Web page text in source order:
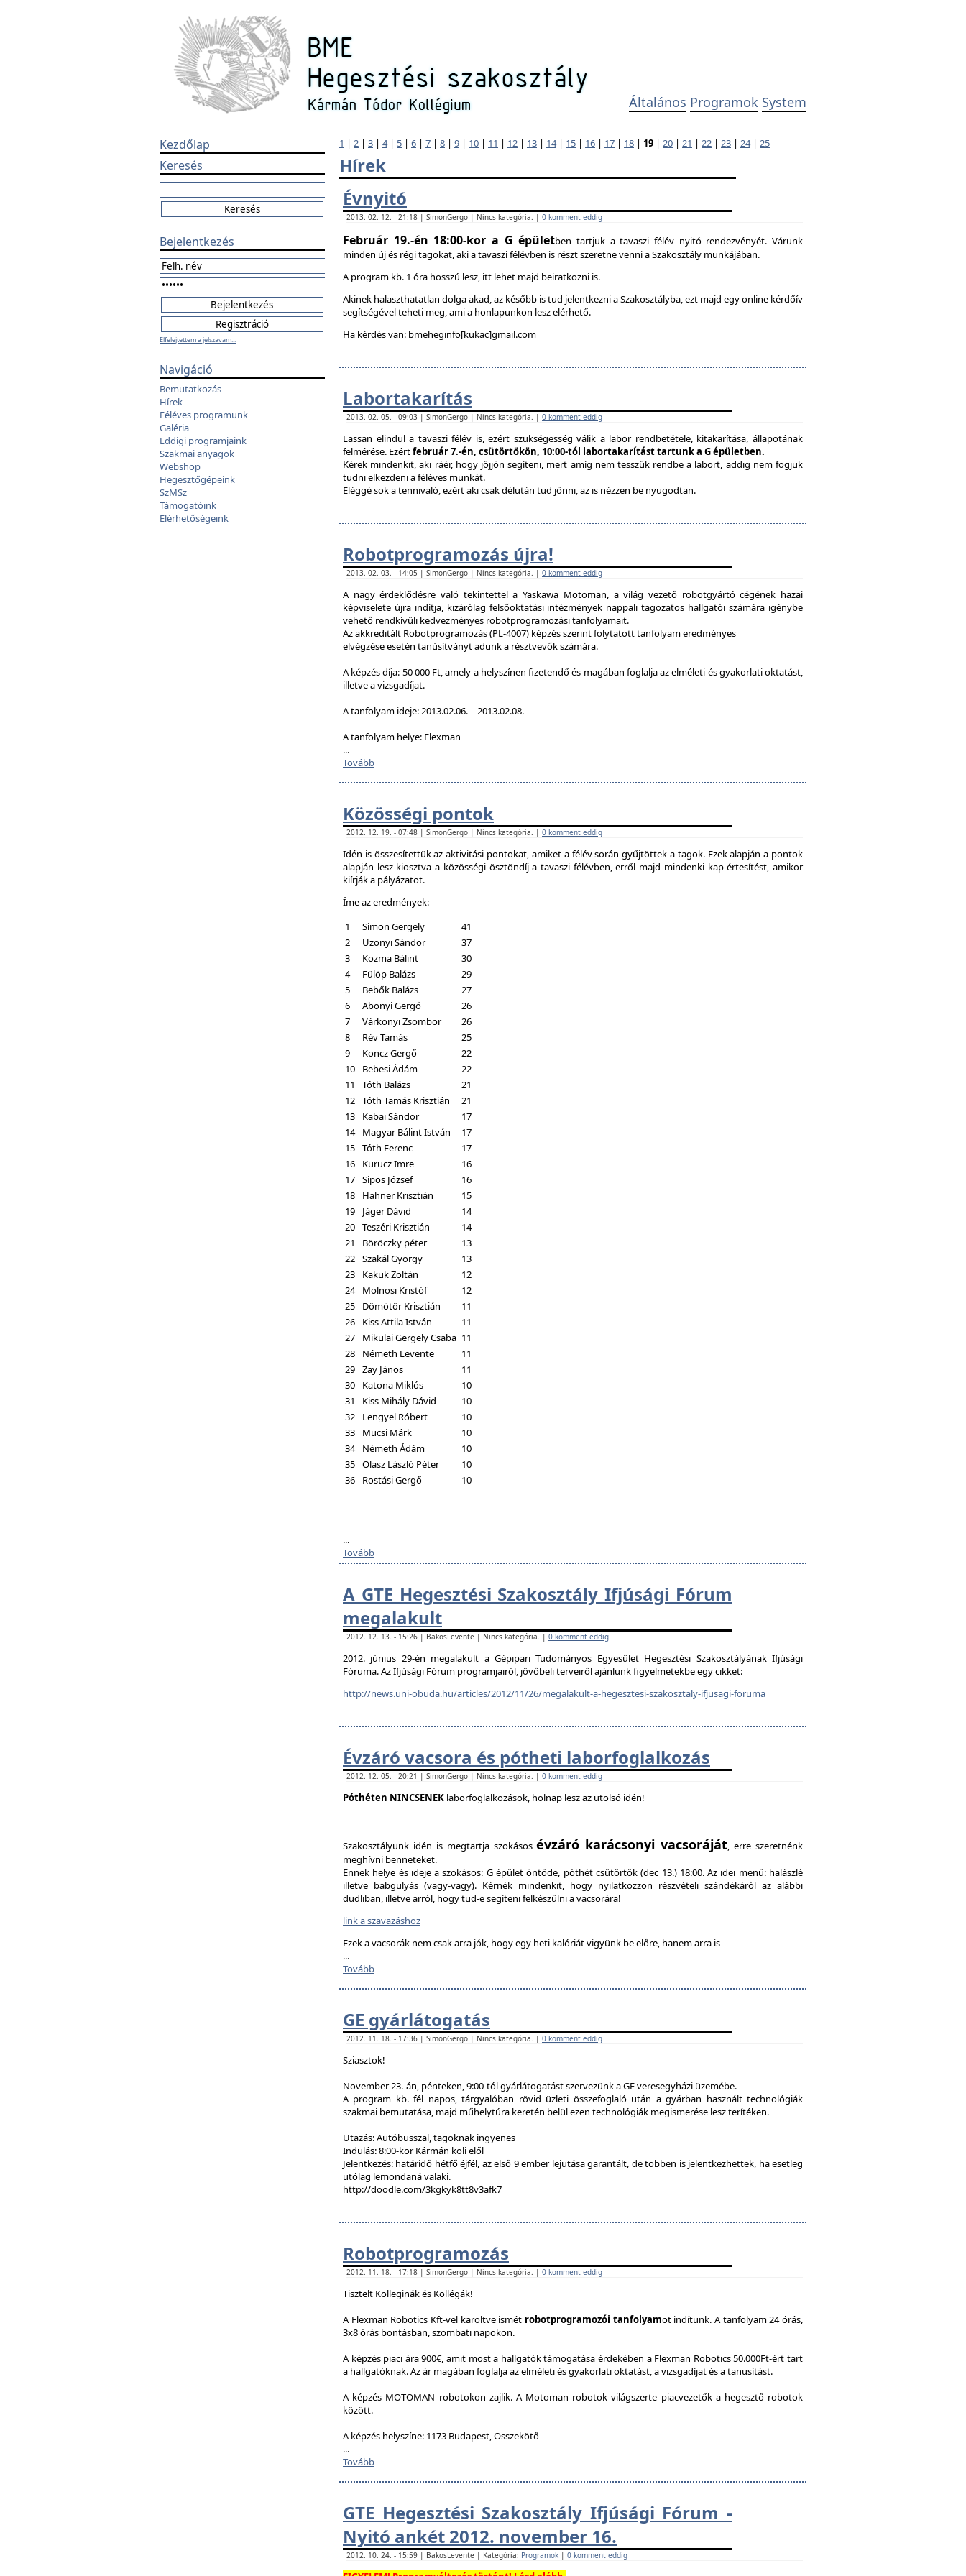
Általános Programok System
Kezdőlap
Keresés
Bejelentkezés
Elfelejtettem a jelszavam...
Navigáció
Bemutatkozás
Hírek
Féléves programunk
Galéria
Eddigi programjaink
Szakmai anyagok
Webshop
Hegesztőgépeink
SzMSz
Támogatóink
Elérhetőségeink
1 | 2 | 3 | 4| 5 | 6 | 7 | 8 | 9 | 10 | 11 | 12 | 13 | 14| 15 | 16 | 17 | 18 | 19 | 20 | 21 | 22 | 23 | 24| 25
Hírek
Évnyitó
2013. 02. 12. - 21:18 | SimonGergo | Nincs kategória. | 0 komment eddig
Február 19.-én 18:00-kor a G épületben tartjuk a tavaszi félév nyitó rendezvényét. Várunk
minden új és régi tagokat, aki a tavaszi félévben is részt szeretne venni a Szakosztály munkájában.
A program kb. 1 óra hosszú lesz, itt lehet majd beiratkozni is.
Akinek halaszthatatlan dolga akad, az később is tud jelentkezni a Szakosztályba, ezt majd egy online kérdőív
segítségével teheti meg, ami a honlapunkon lesz elérhető.
Ha kérdés van: bmeheginfo[kukac]gmail.com
Labortakarítás
2013. 02. 05. - 09:03 | SimonGergo | Nincs kategória. | 0 komment eddig
Lassan elindul a tavaszi félév is, ezért szükségesség válik a labor rendbetétele, kitakarítása, állapotának
felmérése. Ezértfebruár 7.-én, csütörtökön, 10:00-tól labortakarítást tartunk a G épületben.
Kérek mindenkit, aki ráér, hogy jöjjön segíteni, mert amíg nem tesszük rendbe a labort, addig nem fogjuk
tudni elkezdeni a féléves munkát.
Eléggé sok a tennivaló, ezért aki csak délután tud jönni, az is nézzen be nyugodtan.
Robotprogramozás újra!
2013. 02. 03. - 14:05 | SimonGergo | Nincs kategória. | 0 komment eddig
A nagy érdeklődésre való tekintettel a Yaskawa Motoman, a világ vezető robotgyártó cégének hazai
képviselete újra indítja, kizárólag felsőoktatási intézmények nappali tagozatos hallgatói számára igénybe
vehető rendkívüli kedvezményes robotprogramozási tanfolyamait.
Az akkreditált Robotprogramozás (PL-4007) képzés szerint folytatott tanfolyam eredményes
elvégzése esetén tanúsítványt adunk a résztvevők számára.
A képzés díja: 50 000 Ft, amely a helyszínen fizetendő és magában foglalja az elméleti és gyakorlati oktatást,
illetve a vizsgadíjat.
A tanfolyam ideje: 2013.02.06. – 2013.02.08.
A tanfolyam helye: Flexman
...
Tovább
Közösségi pontok
2012. 12. 19. - 07:48 | SimonGergo | Nincs kategória. | 0 komment eddig
Idén is összesítettük az aktivitási pontokat, amiket a félév során gyűjtöttek a tagok. Ezek alapján a pontok
alapján lesz kiosztva a közösségi ösztöndíj a tavaszi félévben, erről majd mindenki kap értesítést, amikor
kiírják a pályázatot.
Íme az eredmények:
1
Simon Gergely
41
2
Uzonyi Sándor
37
3
Kozma Bálint
30
4
Fülöp Balázs
29
5
Bebők Balázs
27
6
Abonyi Gergő
26
7
Várkonyi Zsombor
26
8
Rév Tamás
25
9
Koncz Gergő
22
10
Bebesi Ádám
22
11
Tóth Balázs
21
12 Tóth Tamás Krisztián
21
13
Kabai Sándor
17
14 Magyar Bálint István
17
15 Tóth Ferenc
17
16
Kurucz Imre
16
17 Sipos József
16
18
Hahner Krisztián
15
19
Jáger Dávid
14
20 Teszéri Krisztián
14
21
Böröczky péter
13
22 Szakál György
13
23
Kakuk Zoltán
12
24
Molnosi Kristóf
12
25
Dömötör Krisztián
11
26
Kiss Attila István
11
27
Mikulai Gergely Csaba 11
28
Németh Levente
11
29 Zay János
11
30
Katona Miklós
10
31
Kiss Mihály Dávid
10
32
Lengyel Róbert
10
33
Mucsi Márk
10
34
Németh Ádám
10
35 Olasz László Péter
10
36
Rostási Gergő 10
...
Tovább
A GTE Hegesztési Szakosztály Ifjúsági Fórum
megalakult
2012. 12. 13. - 15:26 | BakosLevente | Nincs kategória. | 0 komment eddig
2012. június 29-én megalakult a Gépipari Tudományos Egyesület Hegesztési Szakosztályának Ifjúsági
Fóruma. Az Ifjúsági Fórum programjairól, jövőbeli terveiről ajánlunk figyelmetekbe egy cikket:
http://news.uni-obuda.hu/articles/2012/11/26/megalakult-a-hegesztesi-szakosztaly-ifjusagi-foruma
Évzáró vacsora és pótheti laborfoglalkozás
2012. 12. 05. - 20:21 | SimonGergo | Nincs kategória. | 0 komment eddig
Póthéten NINCSENEK laborfoglalkozások, holnap lesz az utolsó idén!
Szakosztályunk idén is megtartja szokásosévzáró karácsonyi vacsoráját, erre szeretnénk
meghívni benneteket.
Ennek helye és ideje a szokásos: G épület öntöde, póthét csütörtök (dec 13.) 18:00. Az idei menü: halászlé
illetve babgulyás (vagy-vagy). Kérnék mindenkit, hogy nyilatkozzon részvételi szándékáról az alábbi
dudliban, illetve arról, hogy tud-e segíteni felkészülni a vacsorára!
link a szavazáshoz
Ezek a vacsorák nem csak arra jók, hogy egy heti kalóriát vigyünk be előre, hanem arra is
...
Tovább
GE gyárlátogatás
2012. 11. 18. - 17:36 | SimonGergo | Nincs kategória. | 0 komment eddig
Sziasztok!
November 23.-án, pénteken, 9:00-tól gyárlátogatást szervezünk a GE veresegyházi üzemébe.
A program kb. fél napos, tárgyalóban rövid üzleti összefoglaló után a gyárban használt technológiák
szakmai bemutatása, majd műhelytúra keretén belül ezen technológiák megismerése lesz terítéken.
Utazás: Autóbusszal, tagoknak ingyenes
Indulás: 8:00-kor Kármán koli elől
Jelentkezés: határidő hétfő éjfél, az első 9 ember lejutása garantált, de többen is jelentkezhettek, ha esetleg
utólag lemondaná valaki.
http://doodle.com/3kgkyk8tt8v3afk7
Robotprogramozás
2012. 11. 18. - 17:18 | SimonGergo | Nincs kategória. | 0 komment eddig
Tisztelt Kolleginák és Kollégák!
A Flexman Robotics Kft-vel karöltve ismét robotprogramozói tanfolyamot indítunk. A tanfolyam 24 órás,
3x8 órás bontásban, szombati napokon.
A képzés piaci ára 900€, amit most a hallgatók támogatása érdekében a Flexman Robotics 50.000Ft-ért tart
a hallgatóknak. Az ár magában foglalja az elméleti és gyakorlati oktatást, a vizsgadíjat és a tanusítást.
A képzés MOTOMAN robotokon zajlik. A Motoman robotok világszerte piacvezetők a hegesztő robotok
között.
A képzés helyszíne: 1173 Budapest, Összekötő
...
Tovább
GTE Hegesztési Szakosztály Ifjúsági Fórum -
Nyitó ankét 2012. november 16.
2012. 10. 24. - 15:59 | BakosLevente | Kategória: Programok | 0 komment eddig